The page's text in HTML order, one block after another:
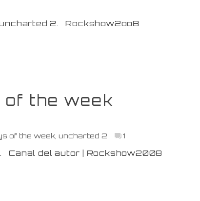
2. Rockshow2oo8
of the week
of the week ,uncharted 2 1
Canal del autor | Rockshow2008